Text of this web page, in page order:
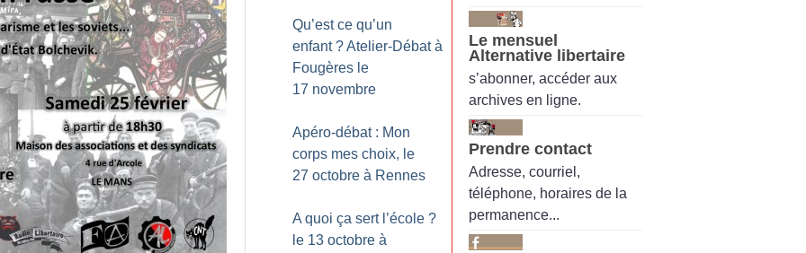
Qu’est ce qu’un
enfant ? Atelier-Débat à
Fougères le
17 novembre
Apéro-débat : Mon
corps mes choix, le
27 octobre à Rennes
A quoi ça sert l’école ?
le 13 octobre à
Le mensuel
Alternative libertaire
s’abonner, accéder aux
archives en ligne.
Prendre contact
Adresse, courriel,
téléphone, horaires de la
permanence...